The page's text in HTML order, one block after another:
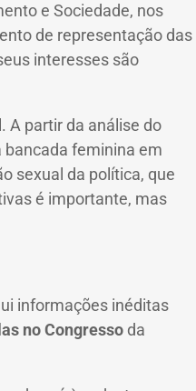
e Sociedade, nos
de representação das
interesses são
A partir da análise do
bancada feminina em
sexual da política, que
é importante, mas
informações inéditas
no Congresso da